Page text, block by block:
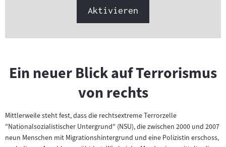
Aktivieren
Ein neuer Blick auf Terrorismus
von rechts
Mittlerweile steht fest, dass die rechtsextreme Terrorzelle
"Nationalsozialistischer Untergrund" (NSU), die zwischen 2000 und 2007
neun Menschen mit Migrationshintergrund und eine Polizistin erschoss,